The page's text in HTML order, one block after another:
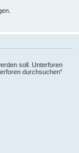
soll. Unterforen
durchsuchen“